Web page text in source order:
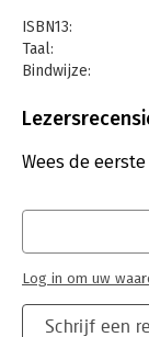
Aan dit
Grieken
van de westerse
zoveel andere
literatuur.
ISBN13:
Taal:
Bindwijze:
Druk:
Wees de
Schrijf een
Log in om uw